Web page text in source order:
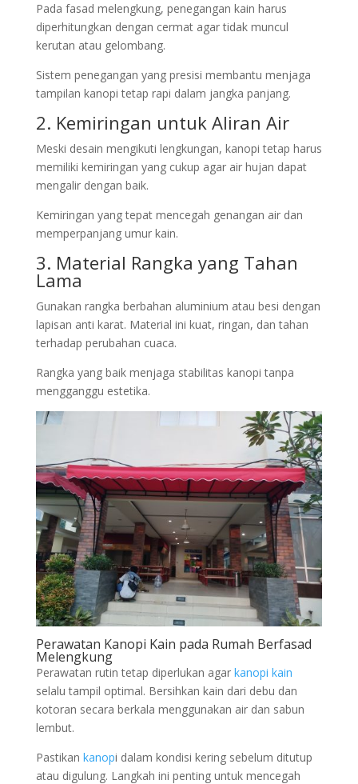
Pada fasad melengkung, penegangan kain harus
diperhitungkan dengan cermat agar tidak muncul
kerutan atau gelombang.
Sistem penegangan yang presisi membantu menjaga
tampilan kanopi tetap rapi dalam jangka panjang.
2. Kemiringan untuk Aliran Air
Meski desain mengikuti lengkungan, kanopi tetap harus
memiliki kemiringan yang cukup agar air hujan dapat
mengalir dengan baik.
Kemiringan yang tepat mencegah genangan air dan
memperpanjang umur kain.
3. Material Rangka yang Tahan
Lama
Gunakan rangka berbahan aluminium atau besi dengan
lapisan anti karat. Material ini kuat, ringan, dan tahan
terhadap perubahan cuaca.
Rangka yang baik menjaga stabilitas kanopi tanpa
mengganggu estetika.
Perawatan Kanopi Kain pada Rumah Berfasad
Melengkung
Perawatan rutin tetap diperlukan agar kanopi kain
selalu tampil optimal. Bersihkan kain dari debu dan
kotoran secara berkala menggunakan air dan sabun
lembut.
Pastikan kanopi dalam kondisi kering sebelum ditutup
atau digulung. Langkah ini penting untuk mencegah